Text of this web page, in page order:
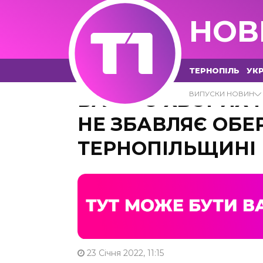
ТЕРНОПІЛЬ
ВИПУСКИ НОВИН
БАГАТО ХВОРИХ
НЕ ЗБАВЛЯЄ
ТЕРНОПІЛЬЩИНІ
23 Січня 2022, 11:15